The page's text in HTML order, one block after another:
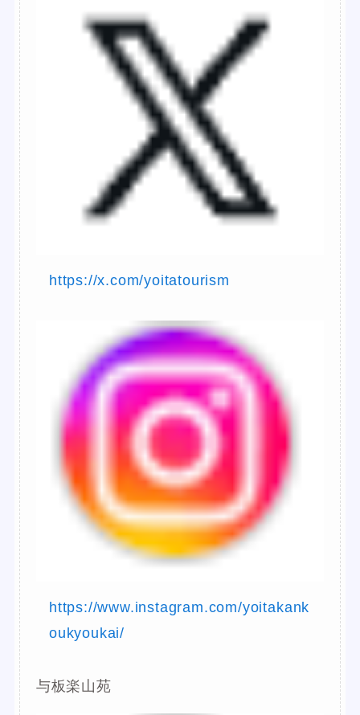
https://x.com/yoitatourism
https://www.instagram.com/yoitakank
oukyoukai/
与板楽山苑